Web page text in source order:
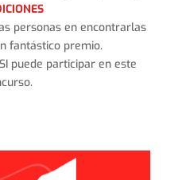
personas en encontrarlas
fantástico premio.
puede participar en este